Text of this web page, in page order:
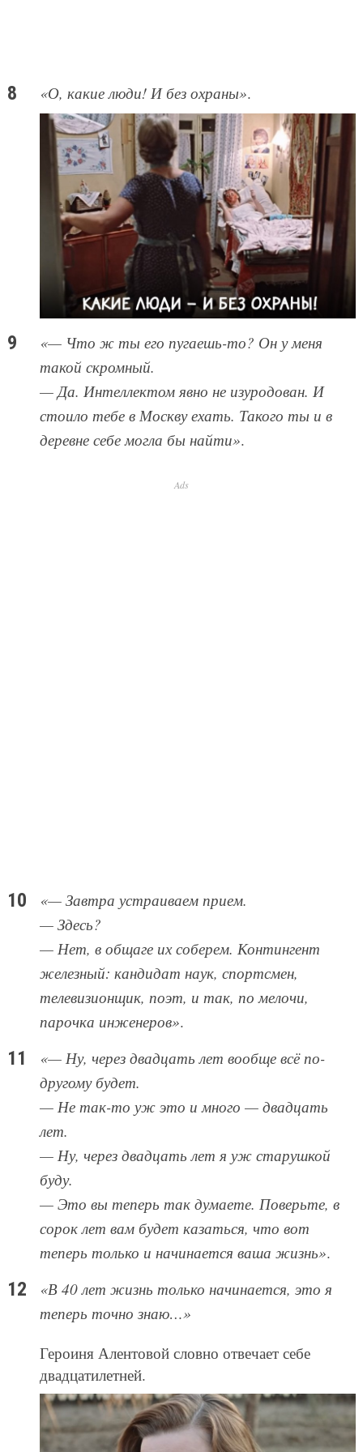
«О, какие люди! И без охраны».
«— Что ж ты его пугаешь-то? Он у меня
такой скромный.
— Да. Интеллектом явно не изуродован. И
стоило тебе в Москву ехать. Такого ты и в
деревне себе могла бы найти».
Ads
«— Завтра устраиваем прием.
— Здесь?
— Нет, в общаге их соберем. Контингент
железный: кандидат наук, спортсмен,
телевизионщик, поэт, и так, по мелочи,
парочка инженеров».
«— Ну, через двадцать лет вообще всё по-
другому будет.
— Не так-то уж это и много — двадцать
лет.
— Ну, через двадцать лет я уж старушкой
буду.
— Это вы теперь так думаете. Поверьте, в
сорок лет вам будет казаться, что вот
теперь только и начинается ваша жизнь».
«В 40 лет жизнь только начинается, это я
теперь точно знаю…»
Героиня Алентовой словно отвечает себе
двадцатилетней.